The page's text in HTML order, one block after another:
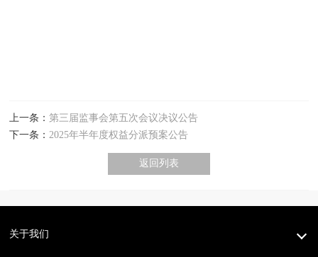
上一条：第三届监事会第五次会议决议公告
下一条：2025年半年度权益分派预案公告
返回列表
关于我们